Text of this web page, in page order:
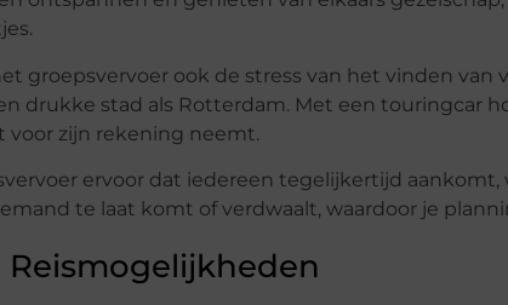
groepsvervoer ook de stress van het vinden
drukke stad als Rotterdam. Met een touringcar
voor zijn rekening neemt.
ervoor dat iedereen tegelijkertijd
te laat komt of verdwaalt, waardoor je